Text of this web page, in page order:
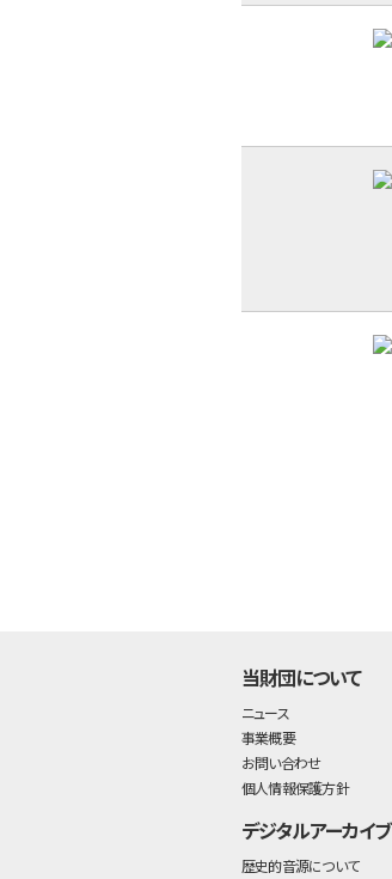
当財団について
ニュース
事業概要
お問い合わせ
個人情報保護方針
デジタルアーカイブ
歴史的音源について